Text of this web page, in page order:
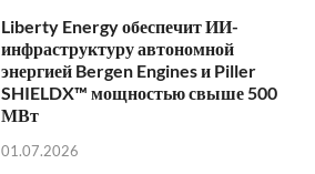
Liberty Energy обеспечит ИИ-
инфраструктуру автономной
энергией Bergen Engines и Piller
SHIELDX™ мощностью свыше 500
МВт
01.07.2026